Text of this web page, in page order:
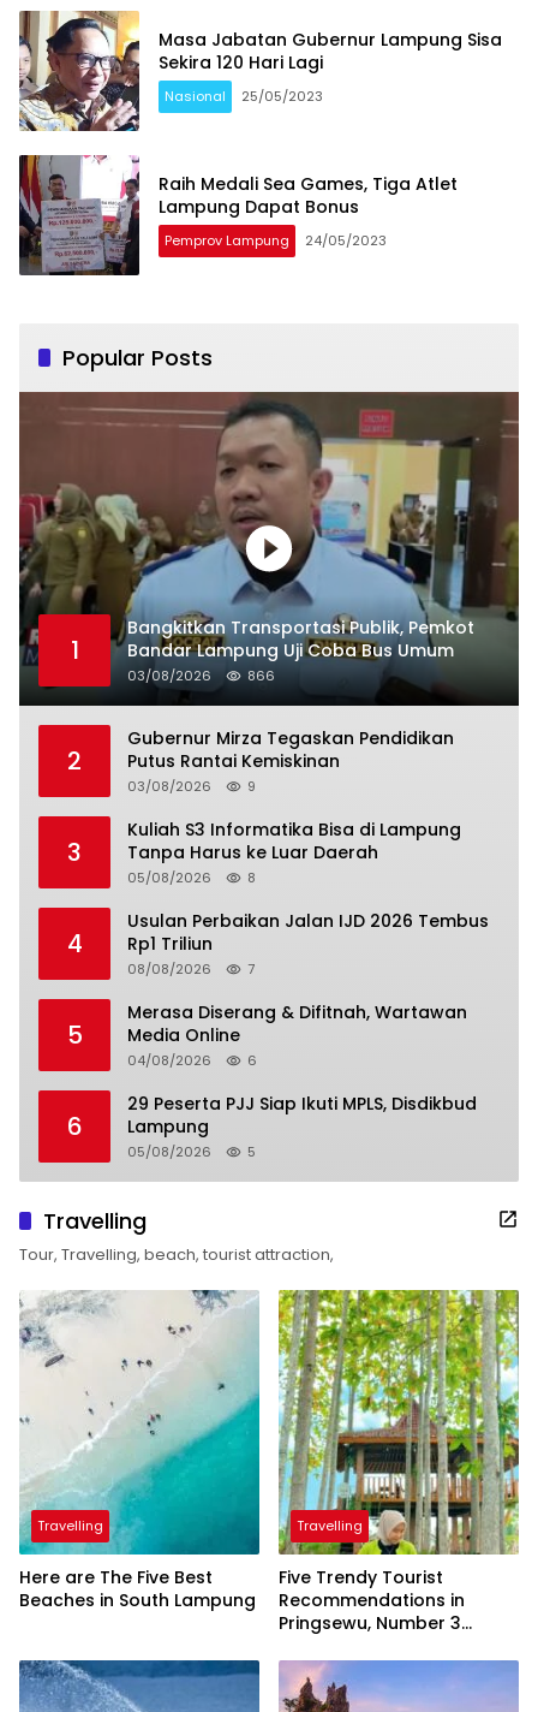
Masa Jabatan Gubernur Lampung Sisa
Sekira 120 Hari Lagi
Nasional 25/05/2023
Raih Medali Sea Games, Tiga Atlet
Lampung Dapat Bonus
Pemprov Lampung 24/05/2023
Popular Posts
1
Bangkitkan Transportasi Publik, Pemkot
Bandar Lampung Uji Coba Bus Umum
03/08/2026 866
2
Gubernur Mirza Tegaskan Pendidikan
Putus Rantai Kemiskinan
03/08/2026 9
3
Kuliah S3 Informatika Bisa di Lampung
Tanpa Harus ke Luar Daerah
05/08/2026 8
4
Usulan Perbaikan Jalan IJD 2026 Tembus
Rp1 Triliun
08/08/2026 7
5
Merasa Diserang & Difitnah, Wartawan
Media Online
04/08/2026 6
6
29 Peserta PJJ Siap Ikuti MPLS, Disdikbud
Lampung
05/08/2026 5
Travelling
Tour, Travelling, beach, tourist attraction,
Travelling
Here are The Five Best
Beaches in South Lampung
Travelling
Five Trendy Tourist
Recommendations in
Pringsewu, Number 3
President